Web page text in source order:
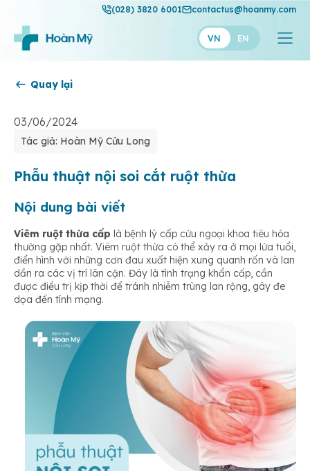
(028) 3820 6001 contactus@hoanmy.com
VN EN
Hạnh Phúc
Thuận Mỹ
Quay lại
03/06/2024
Tác giả: Hoàn Mỹ Cửu Long
Phẫu thuật nội soi cắt ruột thừa
Nội dung bài viết
Viêm ruột thừa cấp là bệnh lý cấp cứu ngoại khoa tiêu hóa
thường gặp nhất. Viêm ruột thừa có thể xảy ra ở mọi lứa tuổi,
điển hình với những cơn đau xuất hiện xung quanh rốn và lan
dần ra các vị trí lân cận. Đây là tình trạng khẩn cấp, cần
được điều trị kịp thời để tránh nhiễm trùng lan rộng, gây đe
dọa đến tính mạng.